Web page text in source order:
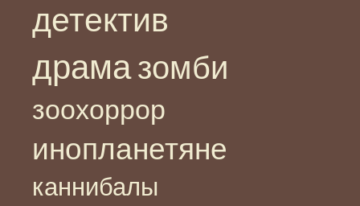
детектив
драма зомби
зоохоррор
инопланетяне
каннибалы